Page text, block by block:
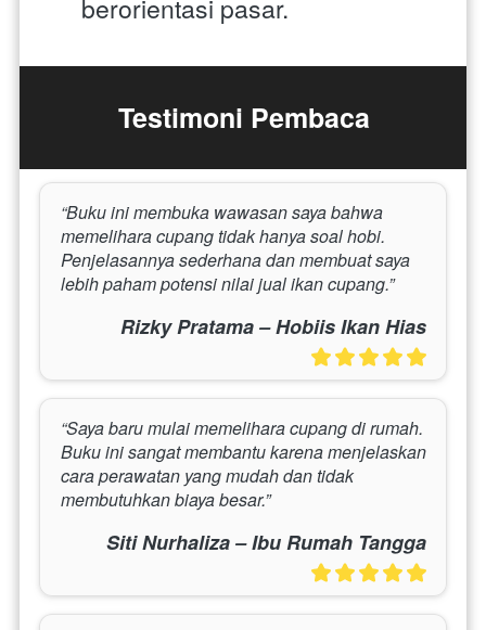
berorientasi pasar.
Testimoni Pembaca
“Buku ini membuka wawasan saya bahwa
memelihara cupang tidak hanya soal hobi.
Penjelasannya sederhana dan membuat saya
lebih paham potensi nilai jual ikan cupang.”
Rizky Pratama – Hobiis Ikan Hias
“Saya baru mulai memelihara cupang di rumah.
Buku ini sangat membantu karena menjelaskan
cara perawatan yang mudah dan tidak
membutuhkan biaya besar.”
Siti Nurhaliza – Ibu Rumah Tangga